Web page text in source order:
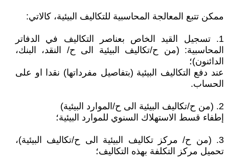
ممكن تتبع المعالجة المحاسبية للتكاليف البيئية، كالاتي:
1. تسجيل القيد الخاص بعناصر التكاليف في الدفاتر
المحاسبية: (من ح/تكاليف البيئية الى ح/ النقد، البنك،
الدائنون)؛
عند دفع التكاليف البيئية (بتفاصيل مفرداتها) نقدا او على
الحساب.
2. (من ح/تكاليف البيئية الى ح/الموارد البيئية)
إطفاء قسط الاستهلاك السنوي للموارد البيئية؛
3. (من ح/ مركز تكاليف البيئية الى ح/تكاليف البيئية)،
تحميل مركز التكلفة بهذه التكاليف؛